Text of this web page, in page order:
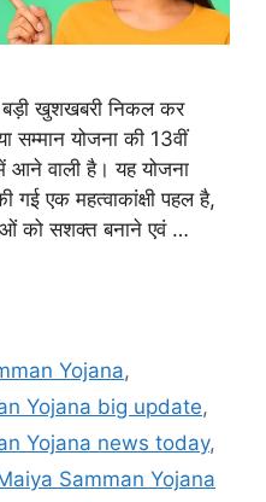
खुशखबरी निकल कर
सम्मान योजना की 13वीं
वाली है। यह योजना
एक महत्वाकांक्षी पहल है,
को सशक्त बनाने एवं …
Yojana,
Yojana big update,
Yojana news today,
Samman Yojana